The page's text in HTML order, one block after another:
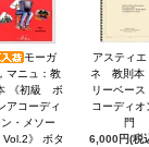
モーガ
マニュ：教
《初級 ボ
アコーディ
・メソー
》 ボタ
アスティ
ネ 教則本
リーベース
コーディオ
門
6,000円(税